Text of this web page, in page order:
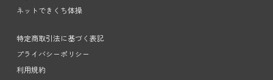
ネットできくち体操
特定商取引法に基づく表記
プライバシーポリシー
利用規約